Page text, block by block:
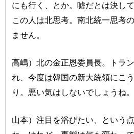
にも行く、とか。嘘だとは決し
この人は北思考。南北統一思考
ません。
高嶋）北の金正恩委員長。トラ
れ、今度は韓国の新大統領にこ
り。悪い気はしないでしょうね。
山本）注目を浴びたい、という